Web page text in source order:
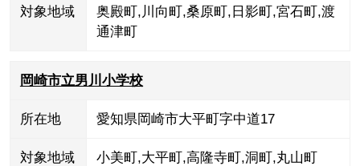
対象地域 奥殿町, 川向町,桑原町, 日影町,宮石町,渡
通津町
岡崎市立男川小学校
所在地 愛知県岡崎市大平町字中道17
対象地域 小美町,大平町,高隆寺町,洞町,丸山町